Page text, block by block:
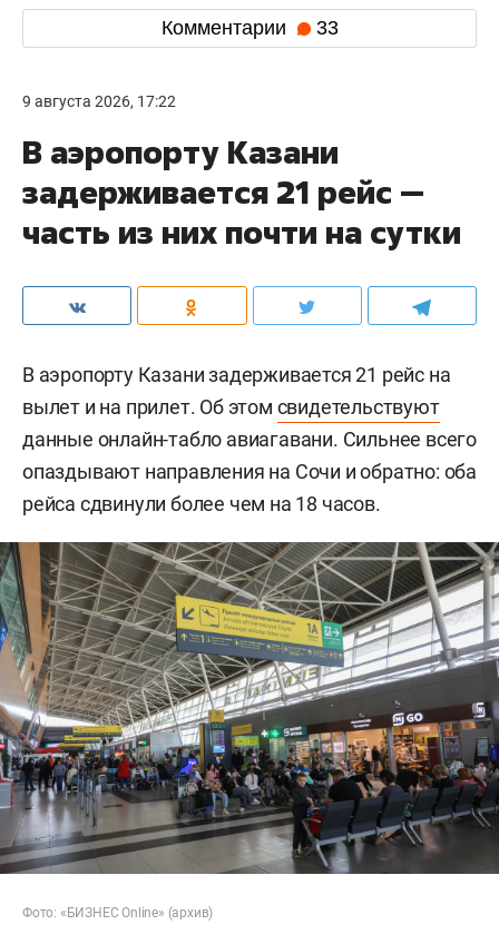
Комментарии 33
9 августа 2026, 17:22
В аэропорту Казани
задерживается 21 рейс —
часть из них почти на сутки
В аэропорту Казани задерживается 21 рейс на
вылет и на прилет. Об этом свидетельствуют
данные онлайн-табло авиагавани. Сильнее всего
опаздывают направления на Сочи и обратно: оба
рейса сдвинули более чем на 18 часов.
Фото: «БИЗНЕС Online» (архив)